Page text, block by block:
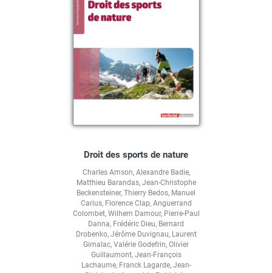
Droit des sports de nature
Charles Amson, Alexandre Badie,
Matthieu Barandas, Jean-Christophe
Beckensteiner, Thierry Bedos, Manuel
Carius, Florence Clap, Anguerrand
Colombet, Wilhem Damour, Pierre-Paul
Danna, Frédéric Dieu, Bernard
Drobenko, Jérôme Duvignau, Laurent
Gimalac, Valérie Godefrin, Olivier
Guillaumont, Jean-François
Lachaume, Franck Lagarde, Jean-